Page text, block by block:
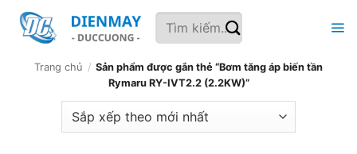
qua
Tìm
kiếm:
Trang chủ / Sản phẩm được gắn thẻ “Bơm tăng áp biến tần
Rymaru RY-IVT2.2 (2.2KW)”